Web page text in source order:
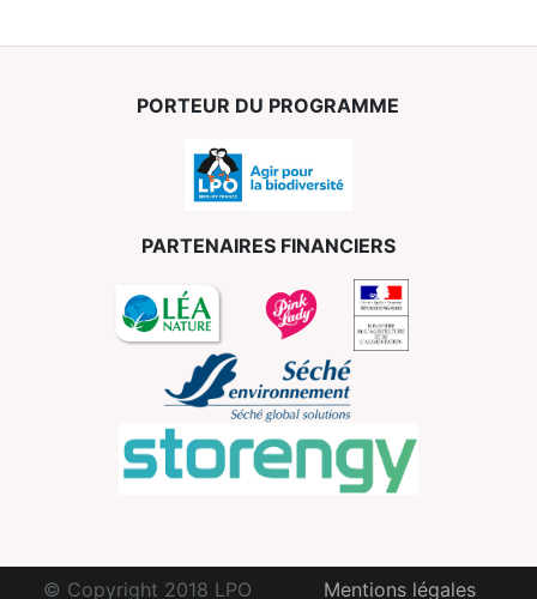
PORTEUR DU PROGRAMME
PARTENAIRES FINANCIERS
© Copyright 2018 LPO Mentions légales